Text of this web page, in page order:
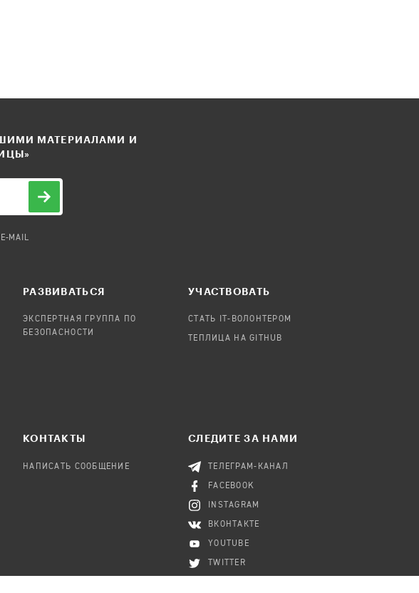
МАТЕРИАЛАМИ И
MAIL
РАЗВИВАТЬСЯ
ЭКСПЕРТНАЯ ГРУППА ПО
БЕЗОПАСНОСТИ
УЧАСТВОВАТЬ
СТАТЬ IT-ВОЛОНТЕРОМ
ТЕПЛИЦА НА GITHUB
КОНТАКТЫ
НАПИСАТЬ СООБЩЕНИЕ
СЛЕДИТЕ ЗА НАМИ
ТЕЛЕГРАМ-КАНАЛ
FACEBOOK
INSTAGRAM
ВКОНТАКТЕ
YOUTUBE
TWITTER